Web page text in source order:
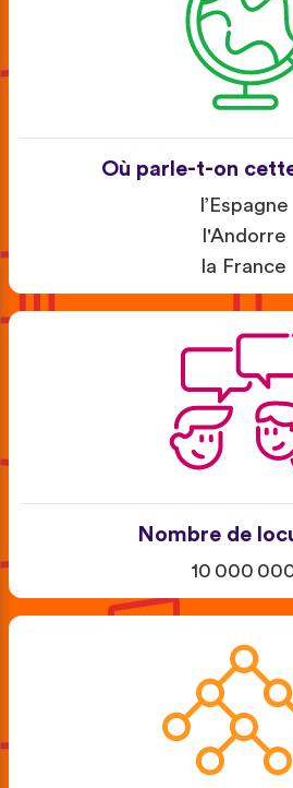
Où parle-t-on
l’Espagne
l'Andorre
la France
Nombre de
10 000